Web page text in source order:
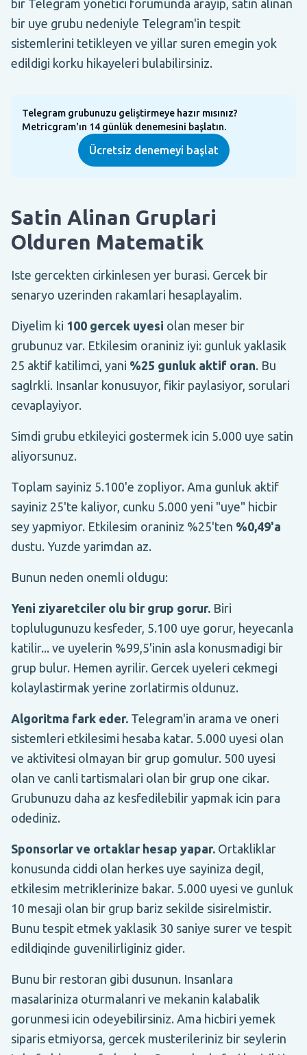
bir Telegram yonetici forumunda arayip, satin alinan
bir uye grubu nedeniyle Telegram'in tespit
sistemlerini tetikleyen ve yillar suren emegin yok
edildigi korku hikayeleri bulabilirsiniz.
Telegram grubunuzu geliştirmeye hazır mısınız?
Metricgram'ın 14 günlük denemesini başlatın.
Ücretsiz denemeyi başlat
Satin Alinan Gruplari
Olduren Matematik
Iste gercekten cirkinlesen yer burasi. Gercek bir
senaryo uzerinden rakamlari hesaplayalim.
Diyelim ki 100 gercek uyesi olan meser bir
grubunuz var. Etkilesim oraniniz iyi: gunluk yaklasik
25 aktif katilimci, yani %25 gunluk aktif oran. Bu
saglrkli. Insanlar konusuyor, fikir paylasiyor, sorulari
cevaplayiyor.
Simdi grubu etkileyici gostermek icin 5.000 uye satin
aliyorsunuz.
Toplam sayiniz 5.100'e zopliyor. Ama gunluk aktif
sayiniz 25'te kaliyor, cunku 5.000 yeni "uye" hicbir
sey yapmiyor. Etkilesim oraniniz %25'ten %0,49'a
dustu. Yuzde yarimdan az.
Bunun neden onemli oldugu:
Yeni ziyaretciler olu bir grup gorur. Biri
toplulugunuzu kesfeder, 5.100 uye gorur, heyecanla
katilir... ve uyelerin %99,5'inin asla konusmadigi bir
grup bulur. Hemen ayrilir. Gercek uyeleri cekmegi
kolaylastirmak yerine zorlatirmis oldunuz.
Algoritma fark eder. Telegram'in arama ve oneri
sistemleri etkilesimi hesaba katar. 5.000 uyesi olan
ve aktivitesi olmayan bir grup gomulur. 500 uyesi
olan ve canli tartismalari olan bir grup one cikar.
Grubunuzu daha az kesfedilebilir yapmak icin para
odediniz.
Sponsorlar ve ortaklar hesap yapar. Ortakliklar
konusunda ciddi olan herkes uye sayiniza degil,
etkilesim metriklerinize bakar. 5.000 uyesi ve gunluk
10 mesaji olan bir grup bariz sekilde sisirelmistir.
Bunu tespit etmek yaklasik 30 saniye surer ve tespit
edildiqinde guvenilirliginiz gider.
Bunu bir restoran gibi dusunun. Insanlara
masalariniza oturmalanri ve mekanin kalabalik
gorunmesi icin odeyebilirsiniz. Ama hicbiri yemek
siparis etmiyorsa, gercek musterileriniz bir seylerin